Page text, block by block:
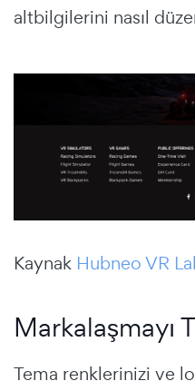
altbilgilerini nasıl
Kaynak Hubneo VR
Markalaşmayı
Tema renklerinizi ve